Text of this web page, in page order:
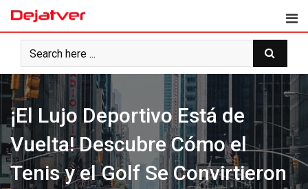
Skip
content
¡El Lujo Deportivo Está de
Vuelta! Descubre Cómo el
Tenis y el Golf Se Convirtieron